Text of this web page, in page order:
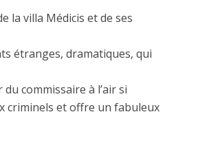
la villa Médicis et de ses
étranges, dramatiques, qui
commissaire à l’air si
criminels et offre un fabuleux